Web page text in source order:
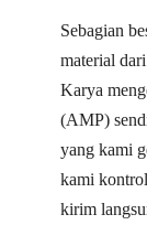
Sebagian
material
Karya
(AMP)
yang kami
kami
kirim